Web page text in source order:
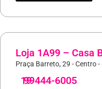
Loja 1A99 – Casa
Praça Barreto, 29 - Centro
19
99444-6005